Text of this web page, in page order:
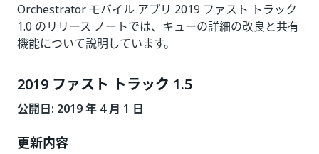
Orchestrator モバイル アプリ 2019 ファスト トラック
1.0 のリリース ノートでは、キューの詳細の改良と共有
機能について説明しています。
2019 ファスト トラック 1.5
公開日: 2019 年 4 月 1 日
更新内容